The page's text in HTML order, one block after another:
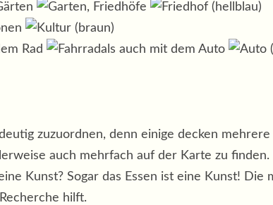
, Friedhöfe
(hellblau)
(braun)
Rad als auch mit dem Auto
zuzuordnen, denn einige decken
auch mehrfach auf der Karte zu
Kunst? Sogar das Essen ist eine Kunst! Die
hilft.